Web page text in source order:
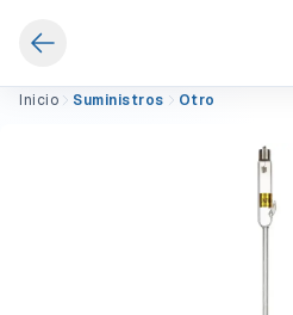
Inicio Suministros Otro